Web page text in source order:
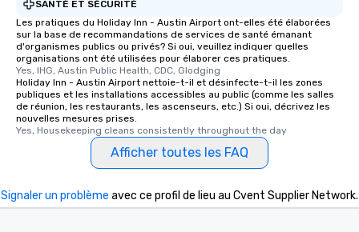
SANTÉ ET SÉCURITÉ
Les pratiques du Holiday Inn - Austin Airport ont-elles été élaborées
sur la base de recommandations de services de santé émanant
d'organismes publics ou privés? Si oui, veuillez indiquer quelles
organisations ont été utilisées pour élaborer ces pratiques.
Yes, IHG, Austin Public Health, CDC, Glodging
Holiday Inn - Austin Airport nettoie-t-il et désinfecte-t-il les zones
publiques et les installations accessibles au public (comme les salles
de réunion, les restaurants, les ascenseurs, etc.) Si oui, décrivez les
nouvelles mesures prises.
Yes, Housekeeping cleans consistently throughout the day
Afficher toutes les FAQ
Signaler un problème avec ce profil de lieu au Cvent Supplier Network.